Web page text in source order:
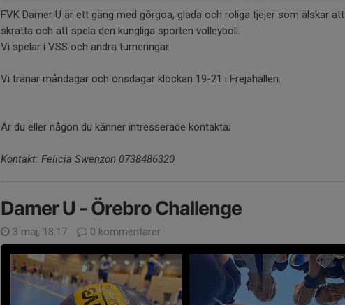
FVK Damer U är ett gäng med gôrgoa, glada och roliga tjejer som älskar att
skratta och att spela den kungliga sporten volleyboll.
Vi spelar i VSS och andra turneringar.
Vi tränar måndagar och onsdagar klockan 19-21 i Frejahallen.
Är du eller någon du känner intresserade kontakta;
Kontakt: Felicia Swenzon 0738486320
Damer U - Örebro Challenge
3 maj, 18:17 0 kommentarer